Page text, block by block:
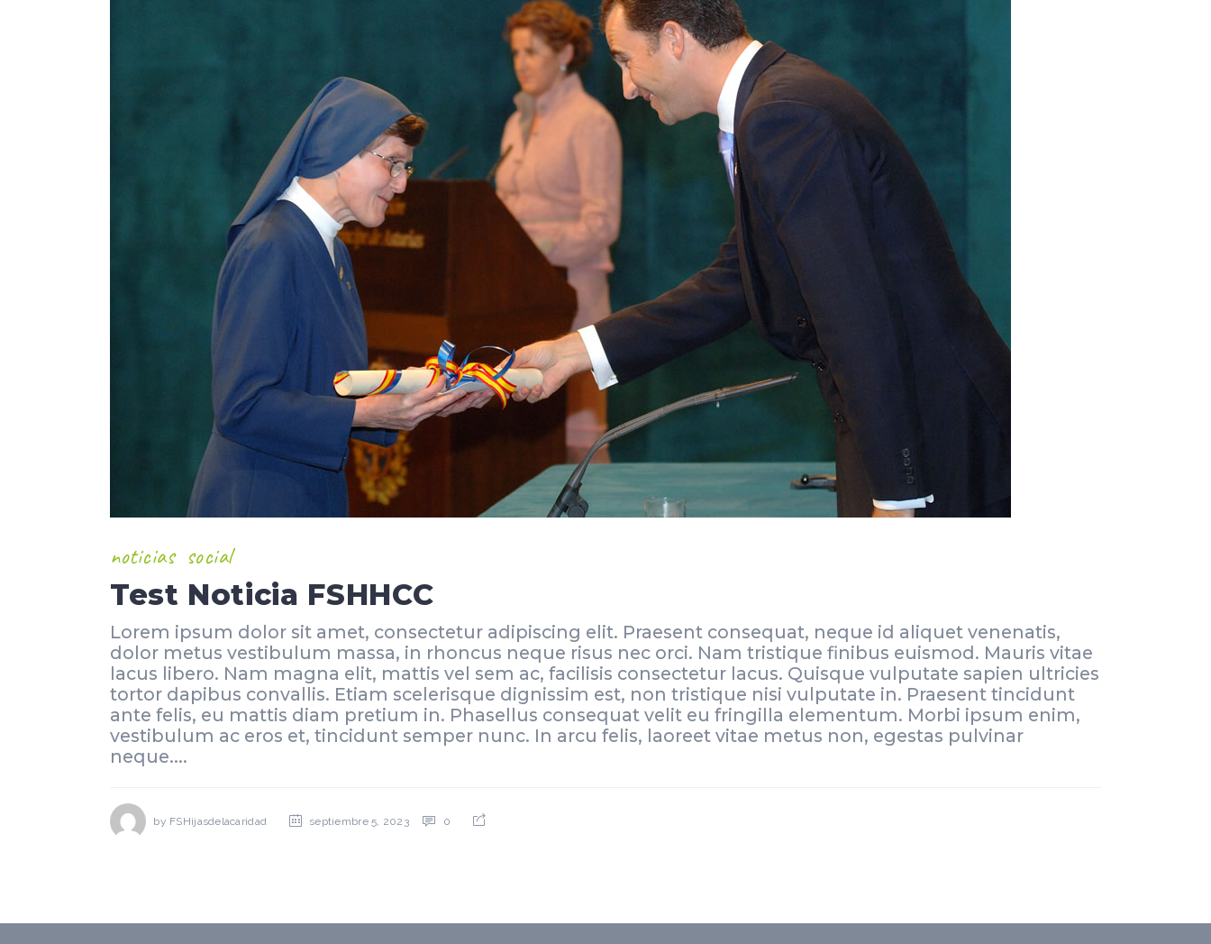
noticias social
Test Noticia FSHHCC
Lorem ipsum dolor sit amet, consectetur adipiscing elit. Praesent consequat, neque id aliquet venenatis,
dolor metus vestibulum massa, in rhoncus neque risus nec orci. Nam tristique finibus euismod. Mauris vitae
lacus libero. Nam magna elit, mattis vel sem ac, facilisis consectetur lacus. Quisque vulputate sapien ultricies
tortor dapibus convallis. Etiam scelerisque dignissim est, non tristique nisi vulputate in. Praesent tincidunt
ante felis, eu mattis diam pretium in. Phasellus consequat velit eu fringilla elementum. Morbi ipsum enim,
vestibulum ac eros et, tincidunt semper nunc. In arcu felis, laoreet vitae metus non, egestas pulvinar
neque....
by FSHijasdelacaridad septiembre 5, 2023 0